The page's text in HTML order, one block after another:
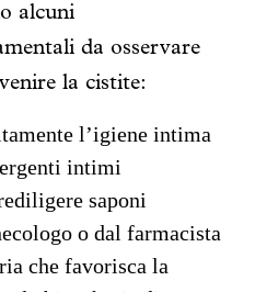
alcuni
da osservare
la cistite:
l’igiene intima
intimi
saponi
o dal farmacista
che favorisca la